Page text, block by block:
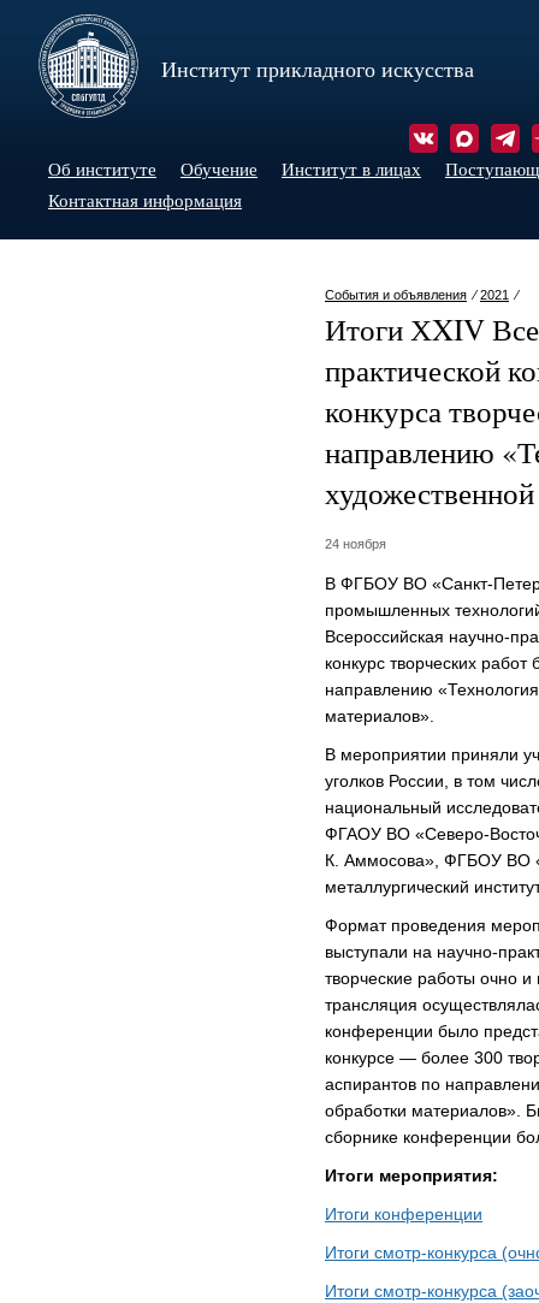
Институт прикладного искусства
Об институте Обучение Институт в лицах
Контактная информация
События и объявления ⁄2021 ⁄
Итоги ХXIV
практической
конкурса
направлению
24 ноября
В ФГБОУ ВО «Санкт-
промышленных
Всероссийская научно-
конкурс творческих
направлению
материалов».
В мероприятии приняли
уголков России, в том
национальный
ФГАОУ ВО «Северо-
К. Аммосова», ФГБОУ ВО
металлургический
Формат проведения
выступали на научно-
творческие работы очно
трансляция
конференции было
конкурсе — более 300
аспирантов по
обработки материалов».
сборнике конференции
Итоги мероприятия:
Итоги конференции
Итоги смотр-конкурса
Итоги смотр-конкурса